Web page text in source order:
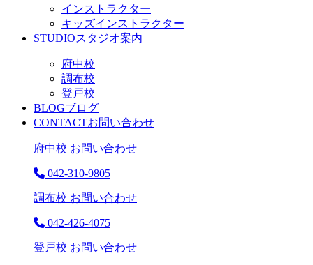
インストラクター
キッズインストラクター
STUDIOスタジオ案内
府中校
調布校
登戸校
BLOGブログ
CONTACTお問い合わせ
府中校 お問い合わせ
042-310-9805
調布校 お問い合わせ
042-426-4075
登戸校 お問い合わせ